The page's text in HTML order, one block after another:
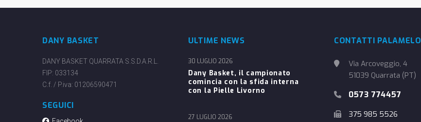
DANY BASKET
DANY BASKET QUARRATA S.S.D.A.R.L.
FIP: 033134
C.f. / P.iva: 01206590471
SEGUICI
ULTIME NEWS
Dany Basket, il campionato
comincia con la sfida interna
con la Pielle Livorno
30 LUGLIO 2026
27 LUGLIO 2026
CONTATTI PALAMELO
Via Arcoveggio, 4
51039 Quarrata (PT)
0573 774457
375 985 5526